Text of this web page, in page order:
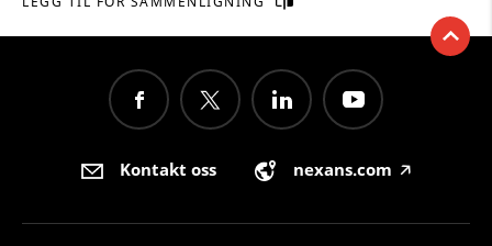
Kontakt oss nexans.com 🡥